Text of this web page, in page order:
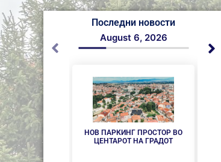
Последни новости
НОВ ПАРКИНГ ПРОСТОР ВО
ЦЕНТАРОТ НА ГРАДОТ
August 6, 2026